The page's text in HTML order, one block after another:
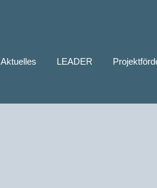
Aktuelles LEADER